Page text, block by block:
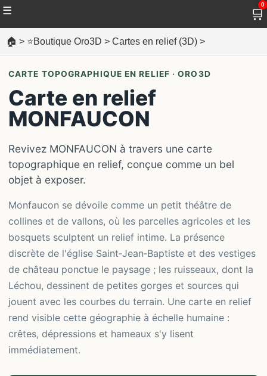
☰ 🛒
0
🏠 > ⭐Boutique Oro3D > Cartes en relief (3D) >
CARTE TOPOGRAPHIQUE EN RELIEF · ORO3D
Carte en relief
MONFAUCON
Revivez MONFAUCON à travers une carte
topographique en relief, conçue comme un bel
objet à exposer.
Monfaucon se dévoile comme un petit théâtre de
collines et de vallons, où les parcelles agricoles et les
bosquets sculptent un relief intime. La présence
discrète de l'église Saint‑Jean‑Baptiste et des vestiges
de château ponctue le paysage ; les ruisseaux, dont la
Léchou, dessinent de petites gorges et sources qui
jouent avec les courbes du terrain. Une carte en relief
rend visible cette géographie à échelle humaine :
crêtes, dépressions et hameaux s'y lisent
immédiatement.